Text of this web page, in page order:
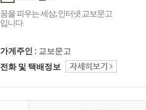
꿈을 피우는 세상, 인터넷 교보문고
입니다.
가게주인 : 교보문고
전화 및 택배정보